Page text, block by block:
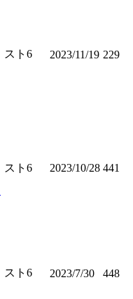
スト6 2023/11/19 229
スト6 2023/10/28 441
スト6 2023/7/30 448